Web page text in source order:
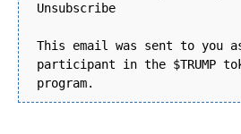
Unsubscribe
This email was sent to you
participant in the $TRUMP
program.